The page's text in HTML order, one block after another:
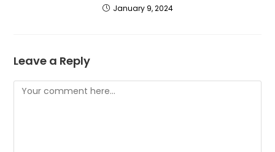
January 9, 2024
Leave a Reply
Comment